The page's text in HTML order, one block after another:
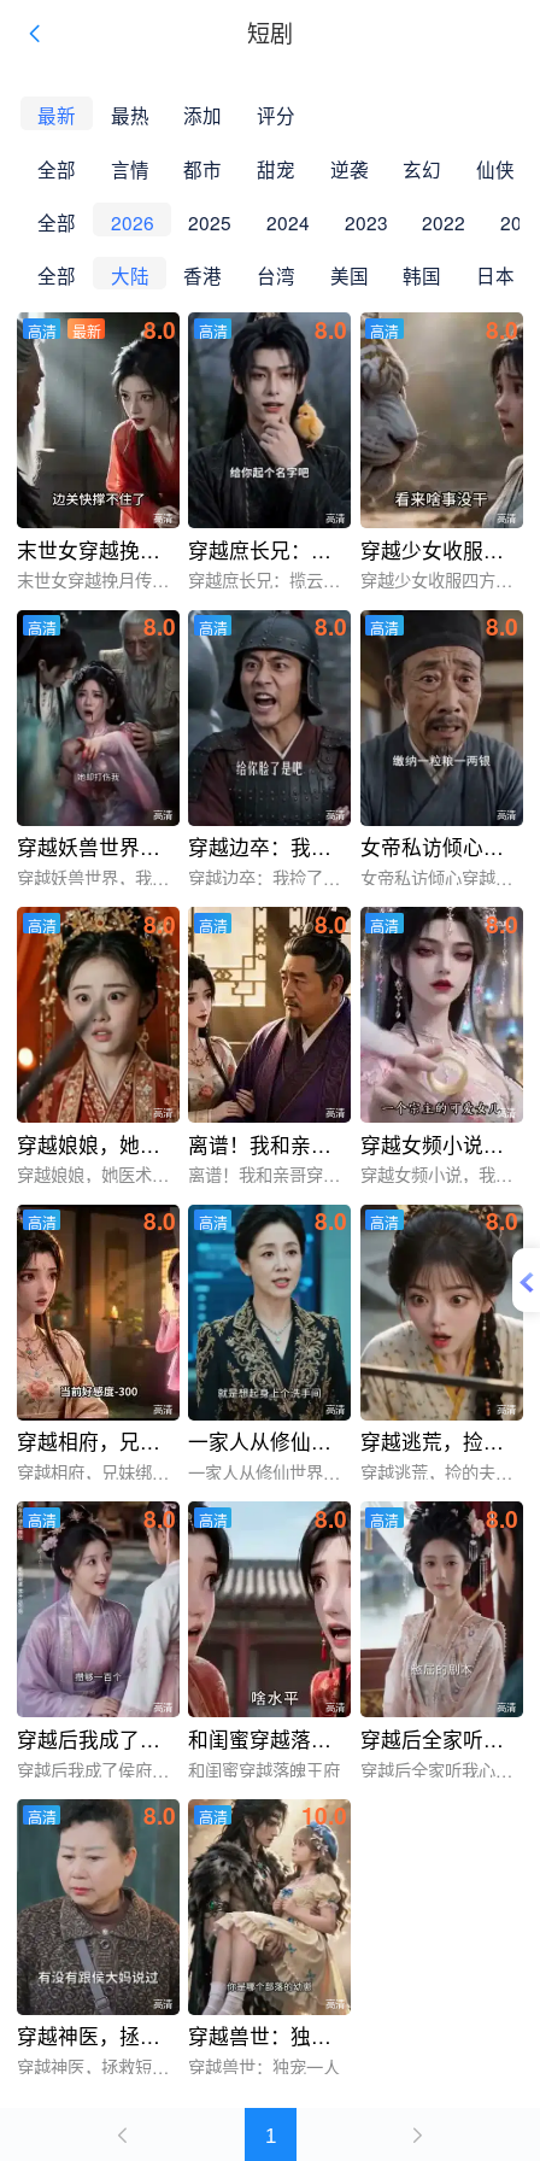
短剧
最新 最热 添加 评分
全部 言情 都市 甜宠 逆袭 玄幻 仙侠
全部 2026 2025 2024 2023 2022
全部 大陆 香港 台湾 美国 韩国 日本
高清
8.0
末世女穿越挽月传！第二季
末世女穿越挽月传！第二季
高清
高清 最新
高清
8.0
穿越庶长兄：揽云巅！第二季
穿越庶长兄：揽云巅！第二
高清
高清
高清
8.0
穿越少女收服四方神兽
穿越少女收服四方神兽
高清
高清
高清
8.0
穿越妖兽世界，我觉醒进化系统
穿越妖兽世界，我觉醒进化
高清
高清
高清
8.0
穿越边卒：我捡了罪臣女
穿越边卒：我捡了罪臣女
高清
高清
高清
8.0
女帝私访倾心穿越县令
女帝私访倾心穿越县令
高清
高清
高清
8.0
穿越娘娘，她医术通天
穿越娘娘，她医术通天
高清
高清
高清
8.0
离谱！我和亲哥穿越绑定相反任务
离谱！我和亲哥穿越绑定相
高清
高清
高清
8.0
穿越女频小说，我西格玛男人摊牌了！第一季
穿越女频小说，我西格玛男
高清
高清
高清
8.0
穿越相府，兄妹绑错系统爆红了!
穿越相府，兄妹绑错系统爆
高清
高清
高清
8.0
一家人从修仙世界穿越过来
一家人从修仙世界穿越过来
高清
高清
高清
8.0
穿越逃荒，捡的夫君是大佬
穿越逃荒，捡的夫君是大佬
高清
高清
高清
8.0
穿越后我成了侯府CEO
穿越后我成了侯府CEO
高清
高清
高清
8.0
和闺蜜穿越落魄王府
和闺蜜穿越落魄王府
高清
高清
高清
8.0
穿越后全家听我心声觉醒了我躺赢
穿越后全家听我心声觉醒了
高清
高清
高清
8.0
穿越神医，拯救短剧世界
穿越神医，拯救短剧世界
高清
高清
高清
10.0
穿越兽世：独宠一人
穿越兽世：独宠一人
高清
高清
1